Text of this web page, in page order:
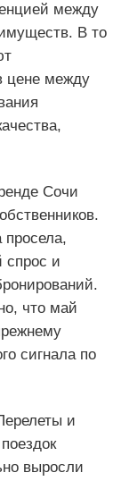
между
В то
цене между
Сочи
просела,
спрос и
что май
сигнала по
и
выросли